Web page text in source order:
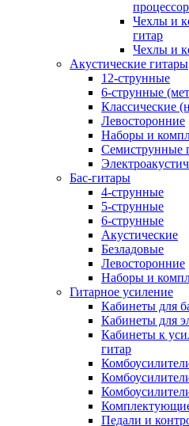
Чехлы и
гитар
Чехлы и
Акустические гитары
12-струнные
6-струнные
Классические
Левосторонние
Наборы и
Семиструнные
Бас-гитары
4-струнные
5-струнные
6-струнные
Акустические
Безладовые
Левосторонние
Наборы и
Гитарное усиление
Кабинеты для
Кабинеты для
Кабинеты к
гитар
Педали и